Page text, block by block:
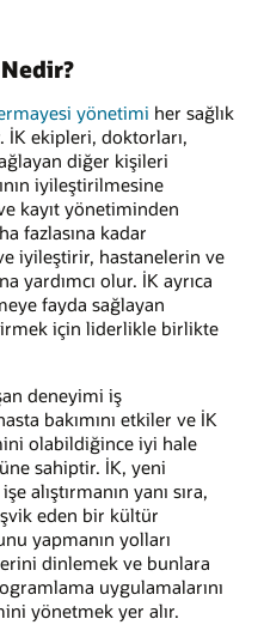
yönetimi her sağlık
ekipleri, doktorları,
diğer kişileri
iyileştirilmesine
kayıt yönetiminden
fazlasına kadar
iyileştirir, hastanelerin ve
yardımcı olur. İK ayrıca
fayda sağlayan
için liderlikle birlikte
deneyimi iş
bakımını etkiler ve İK
olabildiğince iyi hale
sahiptir. İK, yeni
alıştırmanın yanı sıra,
eden bir kültür
yapmanın yolları
dinlemek ve bunlara
uygulamalarını
yönetmek yer alır.